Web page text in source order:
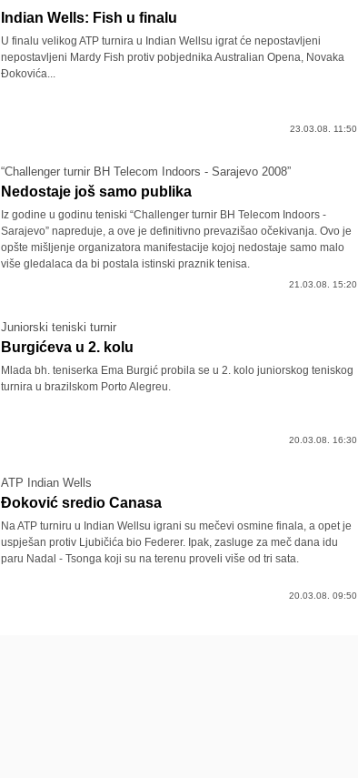
Indian Wells: Fish u finalu
U finalu velikog ATP turnira u Indian Wellsu igrat će nepostavljeni
nepostavljeni Mardy Fish protiv pobjednika Australian Opena, Novaka
Đokovića...
23.03.08. 11:50
“Challenger turnir BH Telecom Indoors - Sarajevo 2008”
Nedostaje još samo publika
Iz godine u godinu teniski “Challenger turnir BH Telecom Indoors -
Sarajevo” napreduje, a ove je definitivno prevazišao očekivanja. Ovo je
opšte mišljenje organizatora manifestacije kojoj nedostaje samo malo
više gledalaca da bi postala istinski praznik tenisa.
21.03.08. 15:20
Juniorski teniski turnir
Burgićeva u 2. kolu
Mlada bh. teniserka Ema Burgić probila se u 2. kolo juniorskog teniskog
turnira u brazilskom Porto Alegreu.
20.03.08. 16:30
ATP Indian Wells
Đoković sredio Canasa
Na ATP turniru u Indian Wellsu igrani su mečevi osmine finala, a opet je
uspješan protiv Ljubičića bio Federer. Ipak, zasluge za meč dana idu
paru Nadal - Tsonga koji su na terenu proveli više od tri sata.
20.03.08. 09:50